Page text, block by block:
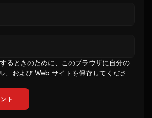
るときのために、このブラウザに自分の
、および Web サイトを保存してくださ
ト